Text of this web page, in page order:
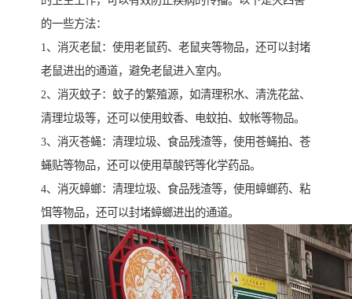
的一些方法：
1、消灭老鼠：使用老鼠药、老鼠夹等物品，还可以封堵
老鼠进出的通道，避免老鼠进入室内。
2、消灭蚊子：蚊子的繁殖源，如清理积水、清洗花盆、
清理垃圾等，还可以使用蚊香、电蚊拍、蚊帐等物品。
3、消灭苍蝇：清理垃圾、食品残渣等，使用苍蝇拍、苍
蝇贴等物品，还可以使用草酸钙等化学药品。
4、消灭蟑螂：清理垃圾、食品残渣等，使用蟑螂药、粘
饵等物品，还可以封堵蟑螂进出的通道。